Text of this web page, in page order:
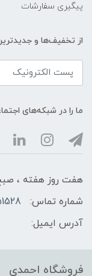
پیگیری سفارشات
از تخفیف‌ها و
ما را در شبکه‌های
هفت روز هفته ، صبح از ساعت 9
شماره تماس:
آدرس ایمیل:
فروشگاه احمدی